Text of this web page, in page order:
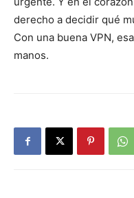
derecho a decidir qué
Con una buena VPN,
manos.